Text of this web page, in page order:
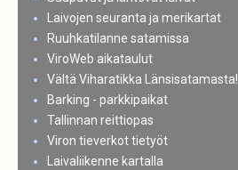
Laivojen seuranta ja merikartat
Ruuhkatilanne satamissa
ViroWeb aikataulut
Vältä Viharatikka Länsisatamasta!
Barking - parkkipaikat
Tallinnan reittiopas
Viron tieverkot tietyöt
Laivaliikenne kartalla